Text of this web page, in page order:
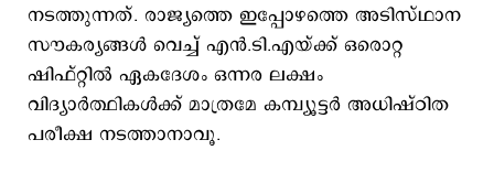
നടത്തുന്നത്. രാജ്യത്തെ ഇപ്പോഴത്തെ അടിസ്ഥാന
സൗകര്യങ്ങൾ വെച്ച് എൻ.ടി.എയ്ക്ക് ഒരൊറ്റ
ഷിഫ്റ്റിൽ ഏകദേശം ഒന്നര ലക്ഷം
വിദ്യാർത്ഥികൾക്ക് മാത്രമേ കമ്പ്യൂട്ടർ അധിഷ്ഠിത
പരീക്ഷ നടത്താനാവൂ.